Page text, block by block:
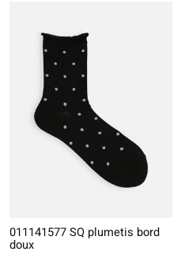
011141577 SQ plumetis bord
doux